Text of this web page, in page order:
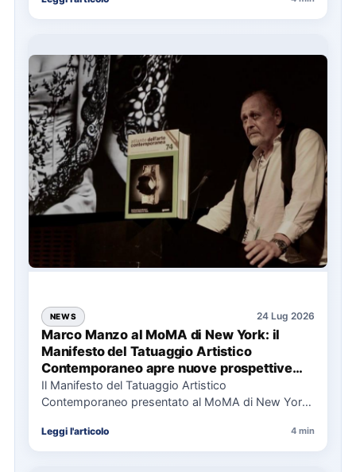
NEWS 24 Lug 2026
Marco Manzo al MoMA di New York: il
Manifesto del Tatuaggio Artistico
Contemporaneo apre nuove prospettive
per il collezionismo
Il Manifesto del Tatuaggio Artistico
Contemporaneo presentato al MoMA di New York
Leggi l'articolo 4 min